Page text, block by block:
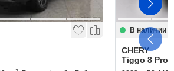
В наличии
CHERY
Tiggo 8 Pro